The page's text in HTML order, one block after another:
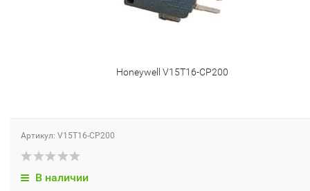
Honeywell V15T16-CP200
Артикул: V15T16-CP200
В наличии